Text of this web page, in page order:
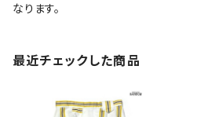
なります。
最近チェックした商品